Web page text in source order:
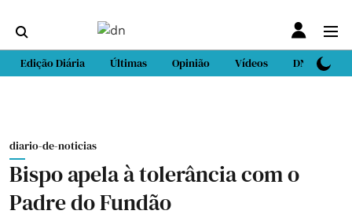
Edição Diária Últimas Opinião Vídeos DN Sport
diario-de-noticias
Bispo apela à tolerância com o
Padre do Fundão